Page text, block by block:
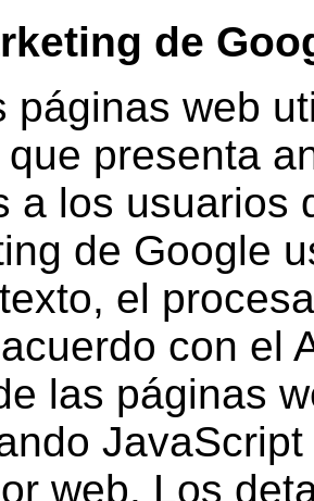
de
páginas web
presenta
a los usuarios
de Google
el
con el
las páginas
web. Los